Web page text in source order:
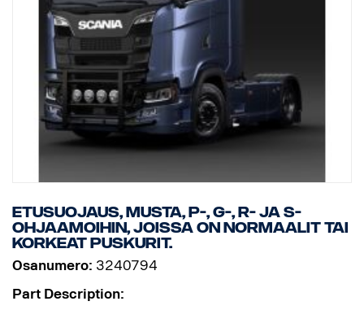
Asennuslaitteisto, merkin pidin, 8 x valokiinnikkeet ja
asennusohjeet toimitetaan mukana.
( Ei sisällä valoja )
Etusuojaus, Musta, P-, G-, R- ja S-
ohjaamoihin, joissa on normaalit tai
korkeat puskurit.
Osanumero: 3240794
Part Description: